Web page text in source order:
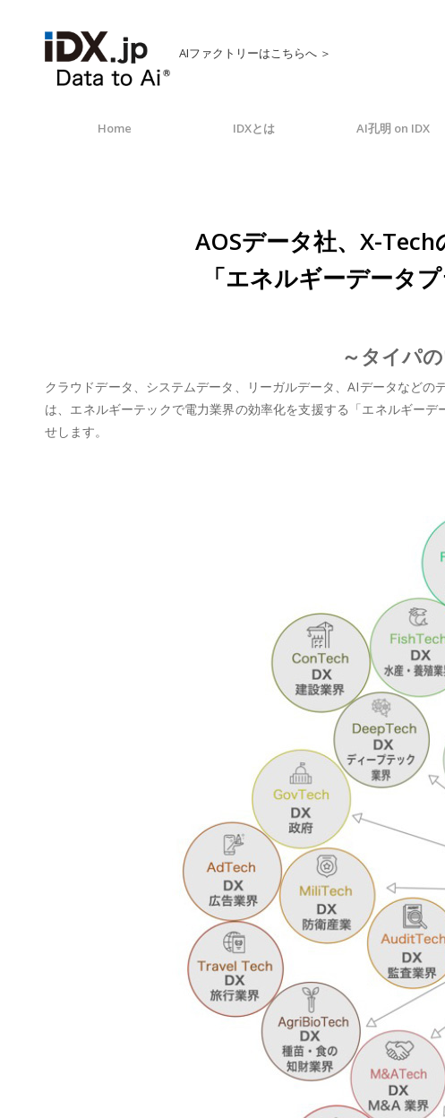
AIファクトリーはこちらへ ＞
Home IDXとは AI孔明 on IDX
AOSデータ社、X-
「エネルギーデータ
～タイパ
クラウドデータ、システムデータ、リーガルデータ、AIデータなど
は、エネルギーテックで電力業界の効率化を支援する「エネルギー
せします。